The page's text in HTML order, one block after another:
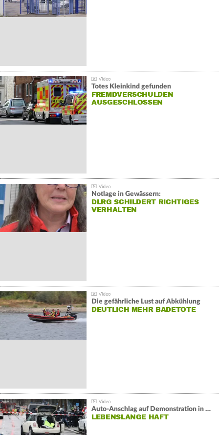
Totes Kleinkind gefunden
FREMDVERSCHULDEN
AUSGESCHLOSSEN
Notlage in Gewässern:
DLRG SCHILDERT RICHTIGES
VERHALTEN
Die gefährliche Lust auf Abkühlung
DEUTLICH MEHR BADETOTE
Auto-Anschlag auf Demonstration in München:
LEBENSLANGE HAFT